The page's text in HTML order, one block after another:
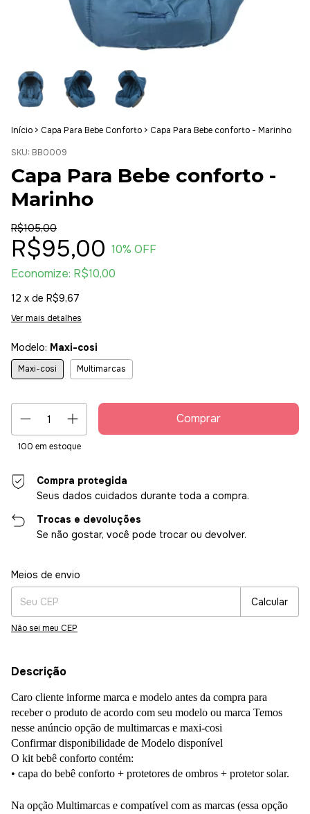
Início > Capa Para Bebe Conforto > Capa Para Bebe conforto - Marinho
SKU: BB0009
Capa Para Bebe conforto -
Marinho
R$105,00
R$95,00 10% OFF
Economize: R$10,00
12 x de R$9,67
Ver mais detalhes
Modelo: Maxi-cosi
Maxi-cosi Multimarcas
100 em estoque
Compra protegida
Seus dados cuidados durante toda a compra.
Trocas e devoluções
Se não gostar, você pode trocar ou devolver.
Entregas para o CEP:
Meios de envio
Calcular
Não sei meu CEP
Descrição
Caro cliente informe marca e modelo antes da compra para
receber o produto de acordo com seu modelo ou marca Temos
nesse anúncio opção de multimarcas e maxi-cosi
Confirmar disponibilidade de Modelo disponível
O kit bebê conforto contém:
• capa do bebê conforto + protetores de ombros + protetor solar.
Na opção Multimarcas e compatível com as marcas (essa opção